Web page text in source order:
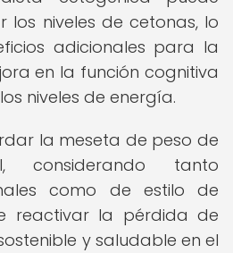
niveles de cetonas, lo
adicionales para la
en la función cognitiva
niveles de energía.
la meseta de peso de
considerando tanto
como de estilo de
reactivar la pérdida de
y saludable en el